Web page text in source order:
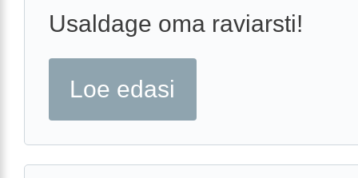
Usaldage oma raviarsti!
Loe edasi